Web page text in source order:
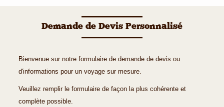
Demande de Devis Personnalisé
Bienvenue sur notre formulaire de demande de devis ou
d'informations pour un voyage sur mesure.
Veuillez remplir le formulaire de façon la plus cohérente et
complète possible.